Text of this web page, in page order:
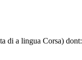
di a lingua Corsa) dont: